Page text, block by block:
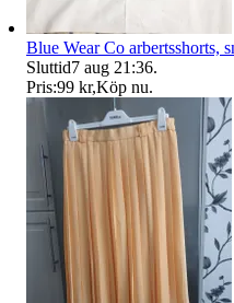
Blue Wear Co arbertsshorts,
Sluttid7 aug 21:36.
Pris:99 kr,Köp nu.